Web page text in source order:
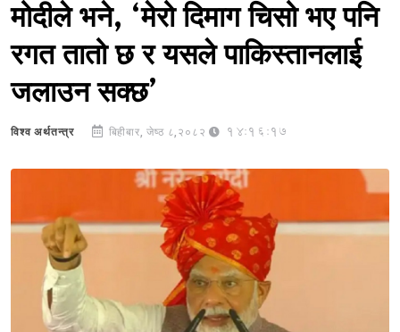
मोदीले भने, ‘मेरो दिमाग चिसो भए पनि
रगत तातो छ र यसले पाकिस्तानलाई
जलाउन सक्छ’
विश्व अर्थतन्त्र बिहीबार, जेष्ठ ८,२०८२ 14:16:17